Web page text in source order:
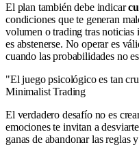
El plan también debe indicar
condiciones que te generan
volumen o trading tras noticias
es abstenerse. No operar es
cuando las probabilidades no
"El juego psicológico es tan
Minimalist Trading
El verdadero desafío no es
emociones te invitan a
ganas de abandonar las reglas